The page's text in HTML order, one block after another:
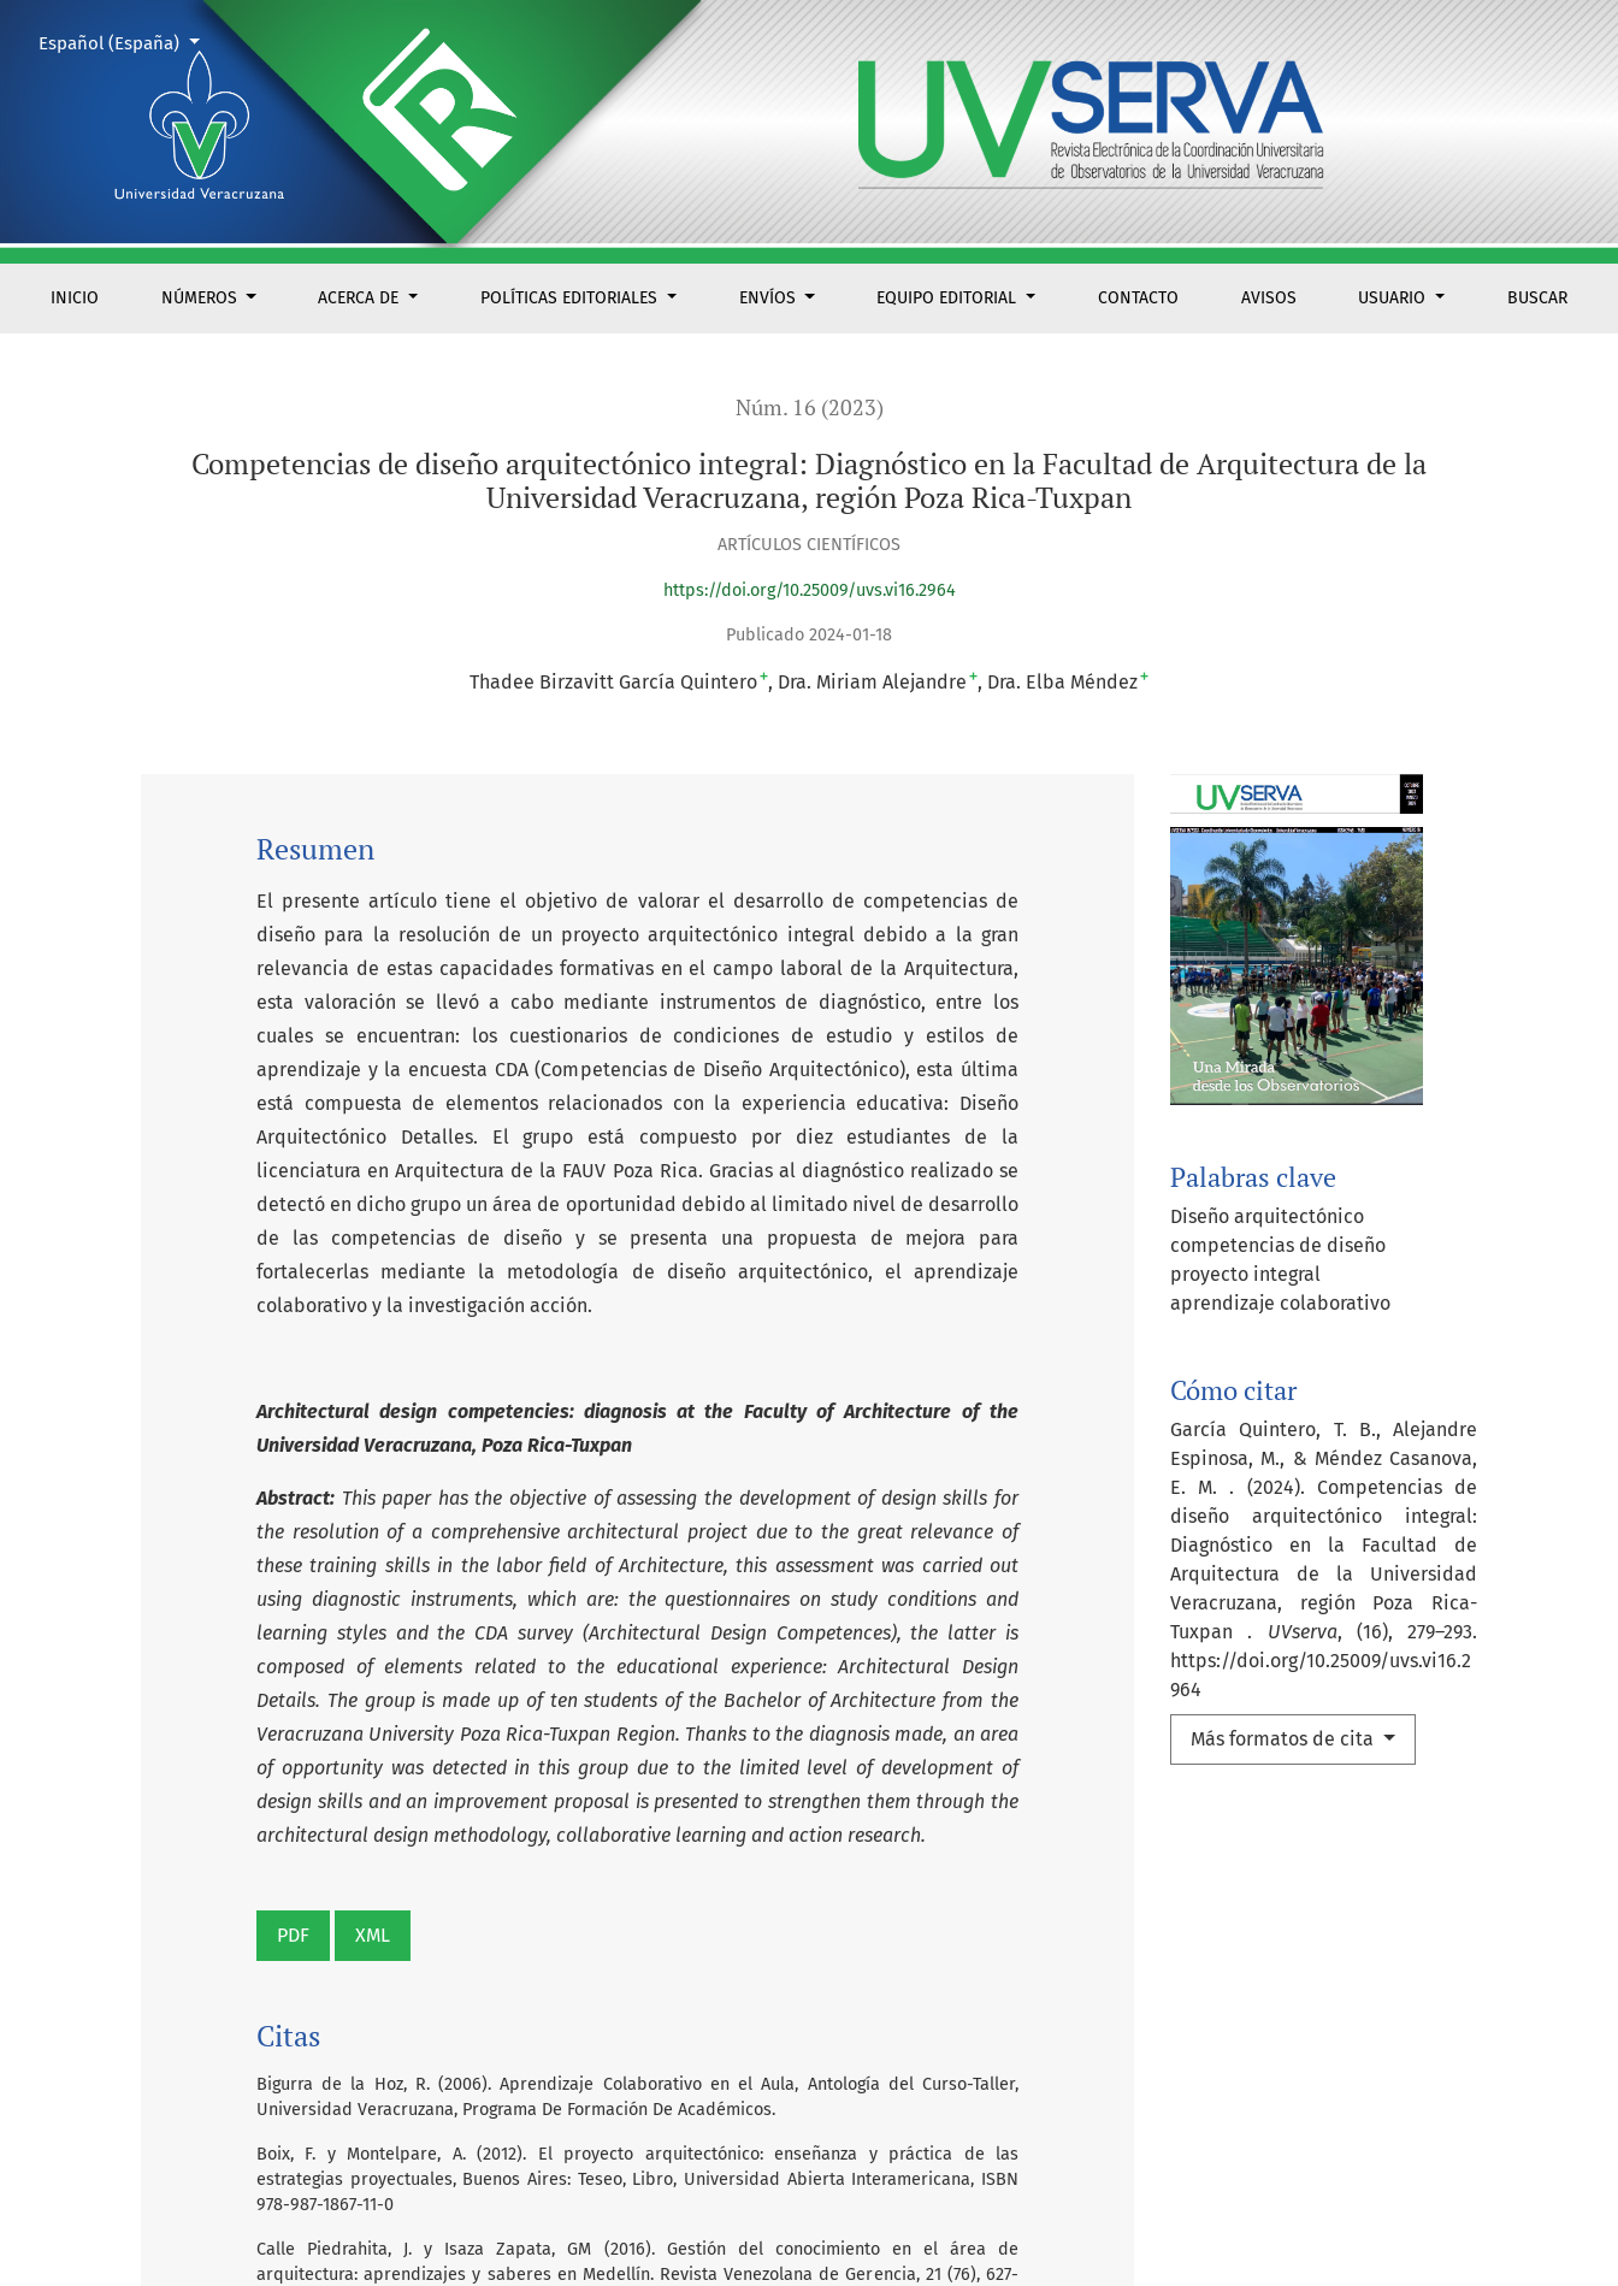
Competencias de diseño arquitectónico integral
INICIO NÚMEROS ACERCA DE POLÍTICAS EDITORIALES ENVÍOS EQUIPO EDITORIAL CONTACTO AVISOS USUARIO BUSCAR
Cambiar el idioma. El actual es:
Español (España)
Núm. 16 (2023)
Competencias de diseño arquitectónico integral: Diagnóstico en la Facultad de Arquitectura de la
Universidad Veracruzana, región Poza Rica-Tuxpan
ARTÍCULOS CIENTÍFICOS
https://doi.org/10.25009/uvs.vi16.2964
Publicado 2024-01-18
Thadee Birzavitt García Quintero+ Dra. Miriam Alejandre + Dra. Elba Méndez+
Palabras clave
Diseño arquitectónico
competencias de diseño
proyecto integral
aprendizaje colaborativo
Cómo citar
García Quintero, T. B., Alejandre
Espinosa, M., & Méndez Casanova,
E. M. . (2024). Competencias de
diseño arquitectónico integral:
Diagnóstico en la Facultad de
Arquitectura de la Universidad
Veracruzana, región Poza Rica-
Tuxpan . UVserva, (16), 279–293.
https://doi.org/10.25009/uvs.vi16.2
964
Más formatos de cita
Resumen
El presente artículo tiene el objetivo de valorar el desarrollo de competencias de
diseño para la resolución de un proyecto arquitectónico integral debido a la gran
relevancia de estas capacidades formativas en el campo laboral de la Arquitectura,
esta valoración se llevó a cabo mediante instrumentos de diagnóstico, entre los
cuales se encuentran: los cuestionarios de condiciones de estudio y estilos de
aprendizaje y la encuesta CDA (Competencias de Diseño Arquitectónico), esta última
está compuesta de elementos relacionados con la experiencia educativa: Diseño
Arquitectónico Detalles. El grupo está compuesto por diez estudiantes de la
licenciatura en Arquitectura de la FAUV Poza Rica. Gracias al diagnóstico realizado se
detectó en dicho grupo un área de oportunidad debido al limitado nivel de desarrollo
de las competencias de diseño y se presenta una propuesta de mejora para
fortalecerlas mediante la metodología de diseño arquitectónico, el aprendizaje
colaborativo y la investigación acción.
Architectural design competencies: diagnosis at the Faculty of Architecture of the
Universidad Veracruzana, Poza Rica-Tuxpan
Abstract: This paper has the objective of assessing the development of design skills for
the resolution of a comprehensive architectural project due to the great relevance of
these training skills in the labor field of Architecture, this assessment was carried out
using diagnostic instruments, which are: the questionnaires on study conditions and
learning styles and the CDA survey (Architectural Design Competences), the latter is
composed of elements related to the educational experience: Architectural Design
Details. The group is made up of ten students of the Bachelor of Architecture from the
Veracruzana University Poza Rica-Tuxpan Region. Thanks to the diagnosis made, an area
of opportunity was detected in this group due to the limited level of development of
design skills and an improvement proposal is presented to strengthen them through the
architectural design methodology, collaborative learning and action research.
PDF XML
Citas
Bigurra de la Hoz, R. (2006). Aprendizaje Colaborativo en el Aula, Antología del Curso-Taller,
Universidad Veracruzana, Programa De Formación De Académicos.
Boix, F. y Montelpare, A. (2012). El proyecto arquitectónico: enseñanza y práctica de las
estrategias proyectuales, Buenos Aires: Teseo, Libro, Universidad Abierta Interamericana, ISBN
978-987-1867-11-0
Calle Piedrahita, J. y Isaza Zapata, GM (2016). Gestión del conocimiento en el área de
arquitectura: aprendizajes y saberes en Medellín. Revista Venezolana de Gerencia, 21 (76), 627-